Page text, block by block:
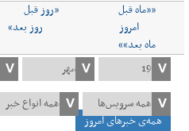
««ماه قبل
«روز قبل
امروز
روز بعد»
ماه بعد»»
همه‌ی خبرهای امروز